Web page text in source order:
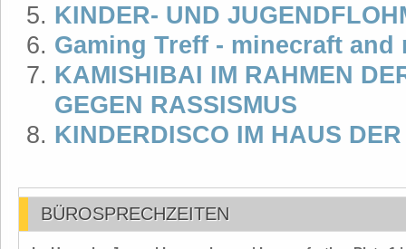
KINDER- UND
Gaming Treff - minecraft and
KAMISHIBAI IM RAHMEN
GEGEN RASSISMUS
KINDERDISCO IM HAUS
BÜROSPRECHZEITEN